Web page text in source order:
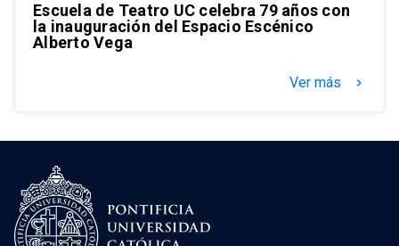
Escuela de Teatro UC celebra 79 años con
la inauguración del Espacio Escénico
Alberto Vega
Ver más keyboard_arrow_right